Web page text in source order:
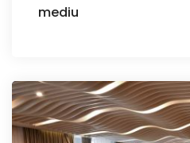
mediu